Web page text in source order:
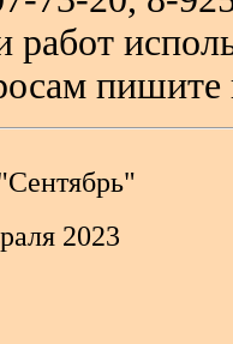
работ
2023